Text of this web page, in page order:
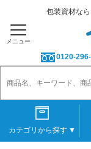
包装資材な
メニュー
0120-
カテゴリから探す ▼